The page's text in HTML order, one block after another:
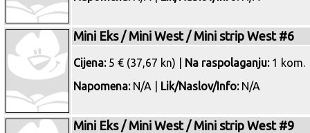
Mini Eks / Mini West / Mini strip West #6
Cijena:5 € (37,67 kn) | Na raspolaganju:1 kom.
Napomena:N/A | Lik/Naslov/Info:N/A
Mini Eks / Mini West / Mini strip West #9